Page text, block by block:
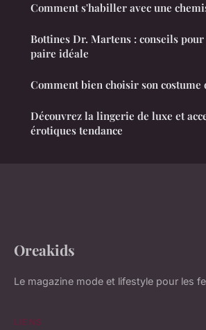
Comment s'habiller avec une
Bottines Dr. Martens : conseils
paire idéale
Comment bien choisir son costume
Découvrez la lingerie de luxe et
érotiques tendance
Oreakids
Le magazine mode et lifestyle pour les
LIENS